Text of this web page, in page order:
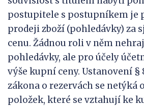
postupitele s postupníkem je
prodeji zboží (pohledávky) za
cenu. Žádnou roli v něm
pohledávky, ale pro účely
výše kupní ceny. Ustanovení §
zákona o rezervách se netýká
položek, které se vztahují ke